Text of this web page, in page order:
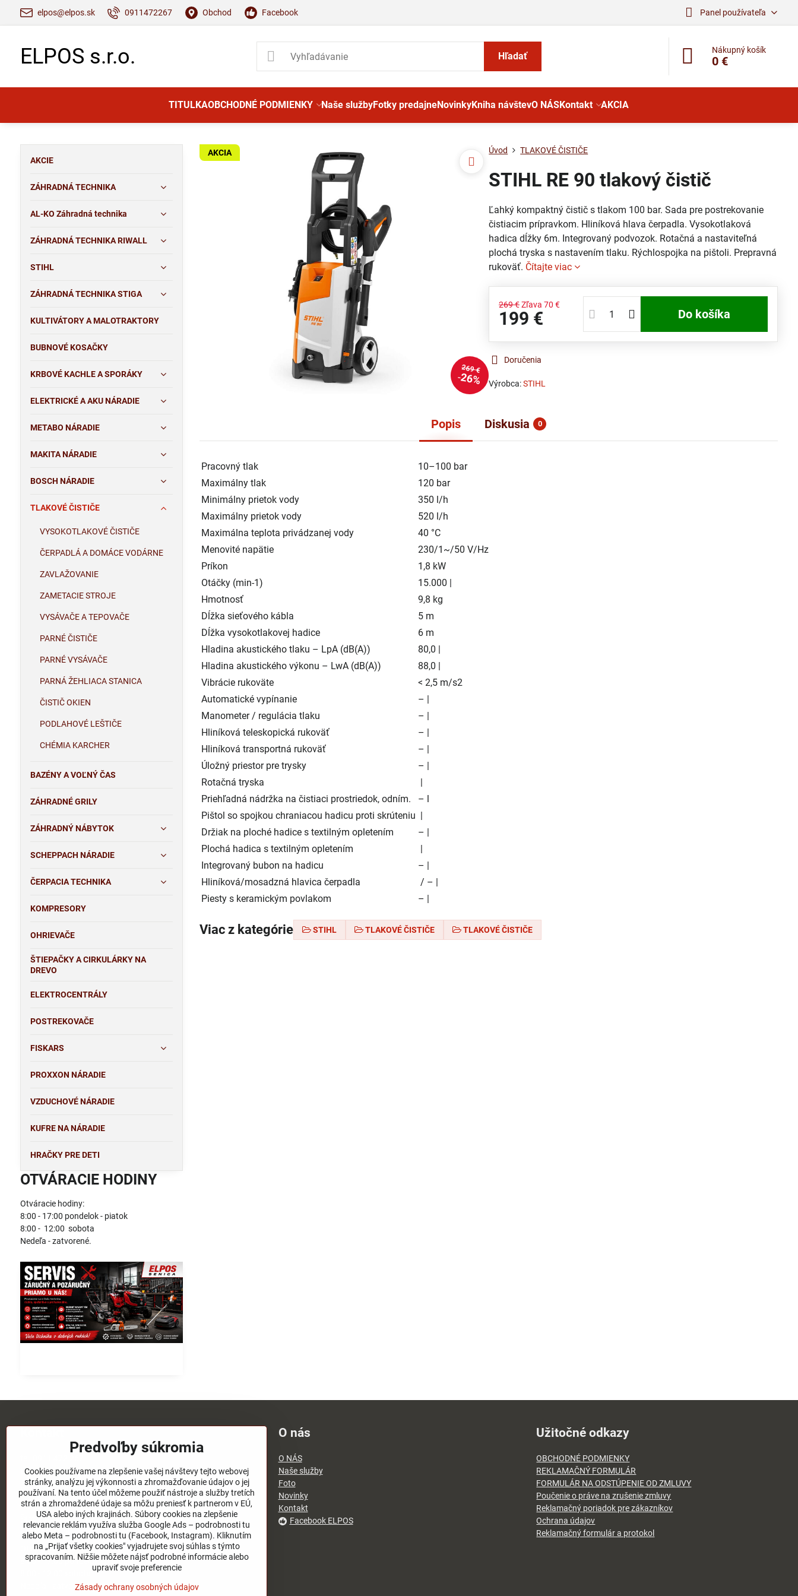
elpos@elpos.sk 0911472267 Obchod Facebook Panel používateľa
ELPOS s.r.o. Hľadať
Nákupný košík
0 €
TITULKAOBCHODNÉ PODMIENKY Naše službyFotky predajneNovinkyKniha návštevO NÁSKontakt AKCIA
AKCIA
269 €
26%
Úvod TLAKOVÉ ČISTIČE
STIHL RE 90 tlakový čistič
Ľahký kompaktný čistič s tlakom 100 bar. Sada pre postrekovanie
čistiacim prípravkom. Hliníková hlava čerpadla. Vysokotlaková
hadica dĺžky 6m. Integrovaný podvozok. Rotačná a nastaviteľná
plochá tryska s nastavením tlaku. Rýchlospojka na pištoli. Prepravná
rukoväť. Čítajte viac
269 € Zľava 70 €
199 € Do košíka
Doručenia
Výrobca:STIHL
Popis Diskusia 0
Pracovný tlak
10–100 bar
Maximálny tlak
120 bar
Minimálny prietok vody
350 l/h
Maximálny prietok vody
520 l/h
Maximálna teplota privádzanej vody
40 °C
Menovité napätie
230/1~/50 V/Hz
Príkon
1,8 kW
Otáčky (min-1)
15.000 |
Hmotnosť
9,8 kg
Dĺžka sieťového kábla
5 m
Dĺžka vysokotlakovej hadice
6 m
Hladina akustického tlaku – LpA (dB(A))
80,0 |
Hladina akustického výkonu – LwA (dB(A))
88,0 |
Vibrácie rukoväte
< 2,5 m/s2
Automatické vypínanie
– |
Manometer / regulácia tlaku
– |
Hliníková teleskopická rukoväť
– |
Hliníková transportná rukoväť
– |
Úložný priestor pre trysky
– |
Rotačná tryska
|
Priehľadná nádržka na čistiaci prostriedok, odním.
– l
Pištol so spojkou chraniacou hadicu proti skrúteniu |
Držiak na ploché hadice s textilným opletením
– |
Plochá hadica s textilným opletením
|
Integrovaný bubon na hadicu
– |
Hliníková/mosadzná hlavica čerpadla
/ – |
Piesty s keramickým povlakom
– |
Viac z kategórie STIHL TLAKOVÉ ČISTIČE TLAKOVÉ ČISTIČE
AKCIE
ZÁHRADNÁ TECHNIKA
AL-KO Záhradná technika
ZÁHRADNÁ TECHNIKA RIWALL
STIHL
ZÁHRADNÁ TECHNIKA STIGA
KULTIVÁTORY A MALOTRAKTORY
BUBNOVÉ KOSAČKY
KRBOVÉ KACHLE A SPORÁKY
ELEKTRICKÉ A AKU NÁRADIE
METABO NÁRADIE
MAKITA NÁRADIE
BOSCH NÁRADIE
TLAKOVÉ ČISTIČE
VYSOKOTLAKOVÉ ČISTIČE
ČERPADLÁ A DOMÁCE VODÁRNE
ZAVLAŽOVANIE
ZAMETACIE STROJE
VYSÁVAČE A TEPOVAČE
PARNÉ ČISTIČE
PARNÉ VYSÁVAČE
PARNÁ ŽEHLIACA STANICA
ČISTIČ OKIEN
PODLAHOVÉ LEŠTIČE
CHÉMIA KARCHER
BAZÉNY A VOĽNÝ ČAS
ZÁHRADNÉ GRILY
ZÁHRADNÝ NÁBYTOK
SCHEPPACH NÁRADIE
ČERPACIA TECHNIKA
KOMPRESORY
OHRIEVAČE
ŠTIEPAČKY A CIRKULÁRKY NA
DREVO
ELEKTROCENTRÁLY
POSTREKOVAČE
FISKARS
PROXXON NÁRADIE
VZDUCHOVÉ NÁRADIE
KUFRE NA NÁRADIE
HRAČKY PRE DETI
OTVÁRACIE HODINY
Otváracie hodiny:
8:00 - 17:00 pondelok - piatok
8:00 - 12:00 sobota
Nedeľa - zatvorené.
tel:03/4651 73 77
email:
elpos@elpos.sk
Adresa:
Štefánikova 1470/50c
90501 Senica
Otváracie hodiny:
8:00 - 17:00 pondelok - piatok
Nedeľa - zatvorené
O nás
O NÁS
Naše služby
Foto
Novinky
Kontakt
Facebook ELPOS
Užitočné odkazy
OBCHODNÉ PODMIENKY
REKLAMAČNÝ FORMULÁR
FORMULÁR NA ODSTÚPENIE OD ZMLUVY
Poučenie o práve na zrušenie zmluvy
Reklamačný poriadok pre zákazníkov
Ochrana údajov
Reklamačný formulár a protokol
Predvoľby súkromia
Cookies používame na zlepšenie vašej návštevy tejto webovej
stránky, analýzu jej výkonnosti a zhromažďovanie údajov o jej
používaní. Na tento účel môžeme použiť nástroje a služby tretích
strán a zhromaždené údaje sa môžu preniesť k partnerom v EÚ,
USA alebo iných krajinách. Súbory cookies na zlepšenie
relevancie reklám využíva služba Google Ads – podrobnosti tu
alebo Meta – podrobnosti tu (Facebook, Instagram). Kliknutím
na „Prijať všetky cookies" vyjadrujete svoj súhlas s týmto
spracovaním. Nižšie môžete nájsť podrobné informácie alebo
upraviť svoje preferencie
Zásady ochrany osobných údajov